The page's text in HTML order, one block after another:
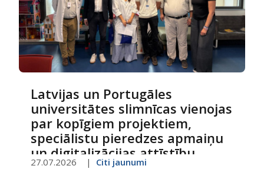
Latvijas un Portugāles
universitātes slimnīcas vienojas
par kopīgiem projektiem,
speciālistu pieredzes apmaiņu
un digitalizācijas attīstību
27.07.2026 Citi jaunumi